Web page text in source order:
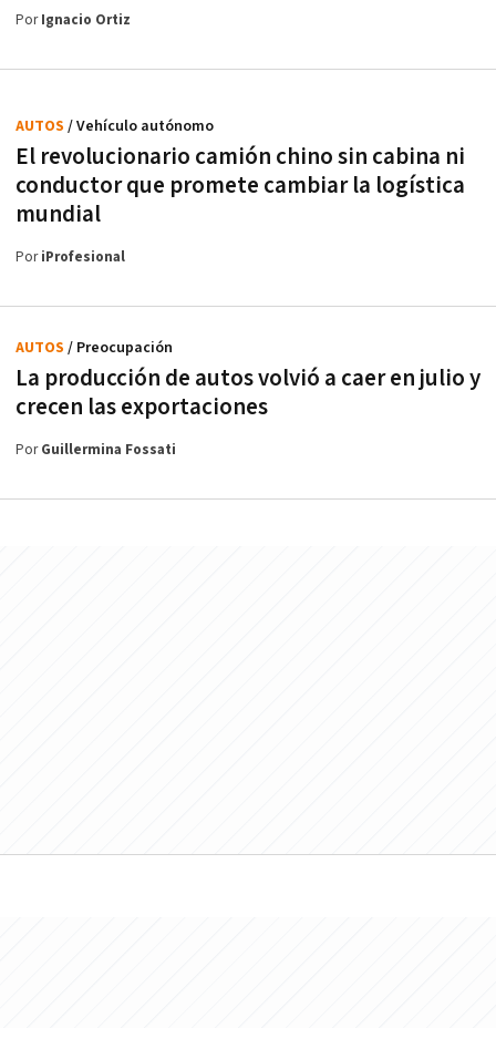
PorIgnacio Ortiz
El revolucionario camión chino sin cabina ni
conductor que promete cambiar la logística
mundial
AUTOS / Vehículo autónomo
PoriProfesional
La producción de autos volvió a caer en julio y
crecen las exportaciones
AUTOS / Preocupación
PorGuillermina Fossati